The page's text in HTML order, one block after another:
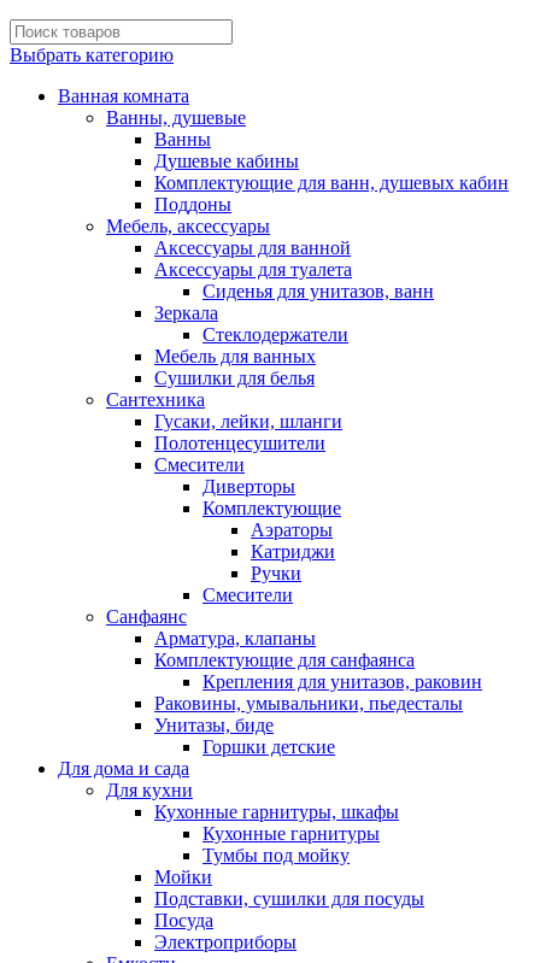
Выбрать категорию
Ванная комната
Ванны, душевые
Ванны
Душевые кабины
Комплектующие для ванн, душевых кабин
Поддоны
Мебель, аксессуары
Аксессуары для ванной
Аксессуары для туалета
Сиденья для унитазов, ванн
Зеркала
Стеклодержатели
Мебель для ванных
Сушилки для белья
Сантехника
Гусаки, лейки, шланги
Полотенцесушители
Смесители
Диверторы
Комплектующие
Аэраторы
Катриджи
Ручки
Смесители
Санфаянс
Арматура, клапаны
Комплектующие для санфаянса
Крепления для унитазов, раковин
Раковины, умывальники, пьедесталы
Унитазы, биде
Горшки детские
Для дома и сада
Для кухни
Кухонные гарнитуры, шкафы
Кухонные гарнитуры
Тумбы под мойку
Мойки
Подставки, сушилки для посуды
Посуда
Электроприборы